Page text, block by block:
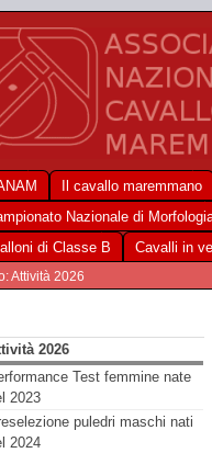
Il cavallo maremmano
Nazionale di
di Classe B
Cavalli in
Attività 2026
2026
Test femmine nate
2023
puledri maschi nati
2024